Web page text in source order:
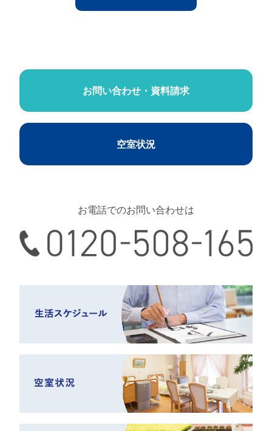
お問い合わせ・資料請求
空室状況
お電話でのお問い合わせは
0120-508-165